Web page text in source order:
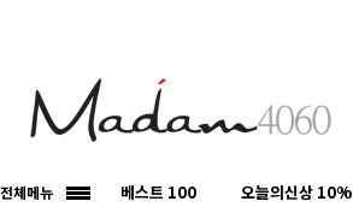
전체메뉴 베스트 100 오늘의신상 10%